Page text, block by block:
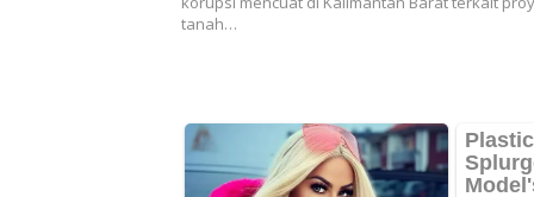
tanah…